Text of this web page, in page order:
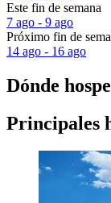
Este fin de semana
7 ago - 9 ago
Próximo fin de
14 ago - 16 ago
Dónde
Principales